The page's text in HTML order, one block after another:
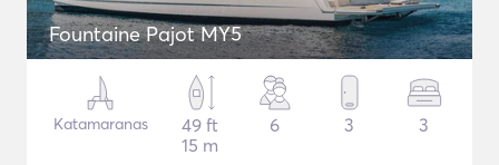
Fountaine Pajot MY5
Katamaranas
49 ft
15 m
6 3 3